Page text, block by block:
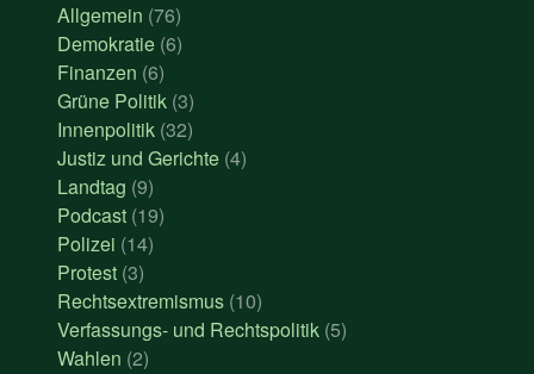
Allgemein (76)
Demokratie (6)
Finanzen (6)
Grüne Politik (3)
Innenpolitik (32)
Justiz und Gerichte (4)
Landtag (9)
Podcast (19)
Polizei (14)
Protest (3)
Rechtsextremismus (10)
Verfassungs- und Rechtspolitik (5)
Wahlen (2)